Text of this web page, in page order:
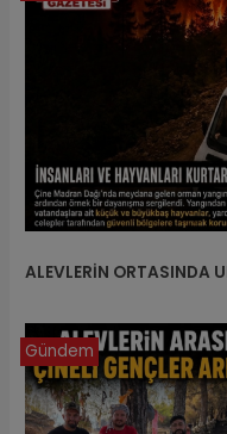
ALEVLERİN ORTASINDA
Gündem